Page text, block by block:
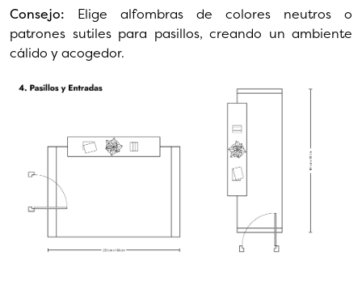
Consejo: Elige alfombras de colores neutros o
patrones sutiles para pasillos, creando un ambiente
cálido y acogedor.